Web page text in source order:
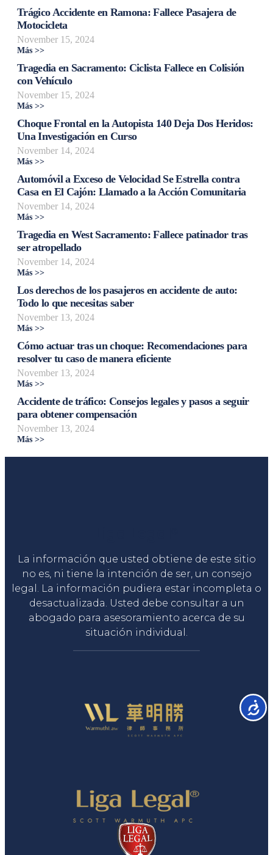
Trágico Accidente en Ramona: Fallece Pasajera de
Motocicleta
November 15, 2024
Más >>
Tragedia en Sacramento: Ciclista Fallece en Colisión
con Vehículo
November 15, 2024
Más >>
Choque Frontal en la Autopista 140 Deja Dos Heridos:
Una Investigación en Curso
November 14, 2024
Más >>
Automóvil a Exceso de Velocidad Se Estrella contra
Casa en El Cajón: Llamado a la Acción Comunitaria
November 14, 2024
Más >>
Tragedia en West Sacramento: Fallece patinador tras
ser atropellado
November 14, 2024
Más >>
Los derechos de los pasajeros en accidente de auto:
Todo lo que necesitas saber
November 13, 2024
Más >>
Cómo actuar tras un choque: Recomendaciones para
resolver tu caso de manera eficiente
November 13, 2024
Más >>
Accidente de tráfico: Consejos legales y pasos a seguir
para obtener compensación
November 13, 2024
Más >>
La información que usted obtiene de este sitio
no es, ni tiene la intención de ser, un consejo
legal. La información pudiera estar incompleta o
desactualizada. Usted debe consultar a un
abogado para asesoramiento acerca de su
situación individual.